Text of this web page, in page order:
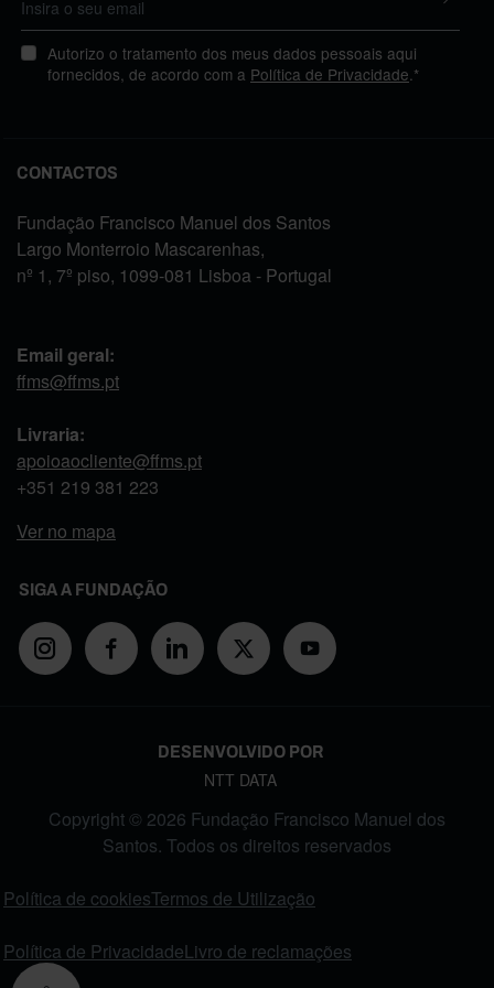
Autorizo o tratamento dos meus dados pessoais aqui
fornecidos, de acordo com a Política de Privacidade .*
CONTACTOS
Fundação Francisco Manuel dos Santos
Largo Monterroio Mascarenhas,
nº 1, 7º piso, 1099-081 Lisboa - Portugal
Email geral:
ffms@ffms.pt
Livraria:
apoioaocliente@ffms.pt
+351 219 381 223
Ver no mapa
SIGA A FUNDAÇÃO
DESENVOLVIDO POR
NTT DATA
Copyright © 2026 Fundação Francisco Manuel dos
Santos. Todos os direitos reservados
Política de cookiesTermos de Utilização
Política de PrivacidadeLivro de reclamações